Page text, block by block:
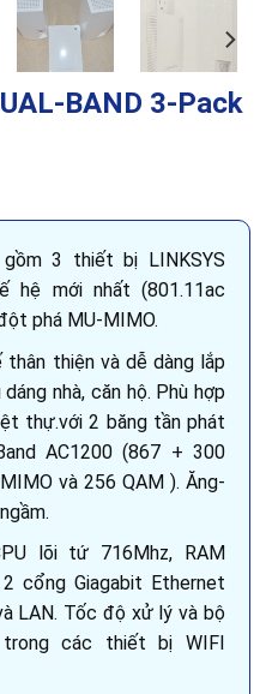
BAND 3-Pack
3 thiết bị LINKSYS
hệ mới nhất (801.11ac
phá MU-MIMO.
thiện và dễ dàng lắp
nhà, căn hộ. Phù hợp
thự.với 2 băng tần phát
AC1200 (867 + 300
và 256 QAM ). Ăng-
lõi tứ 716Mhz, RAM
cổng Giagabit Ethernet
LAN. Tốc độ xử lý và bộ
các thiết bị WIFI